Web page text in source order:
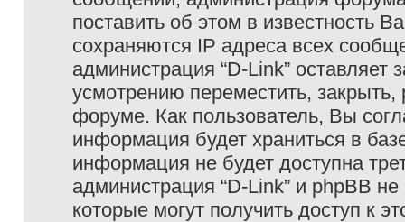
поставить об этом в известность
сохраняются IP адреса всех
администрация “D-Link”
усмотрению переместить,
форуме. Как пользователь, Вы
информация будет храниться в
информация не будет доступна
администрация “D-Link” и phpBB
которые могут получить доступ к